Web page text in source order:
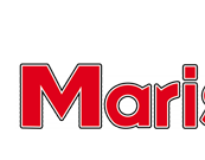
contenido